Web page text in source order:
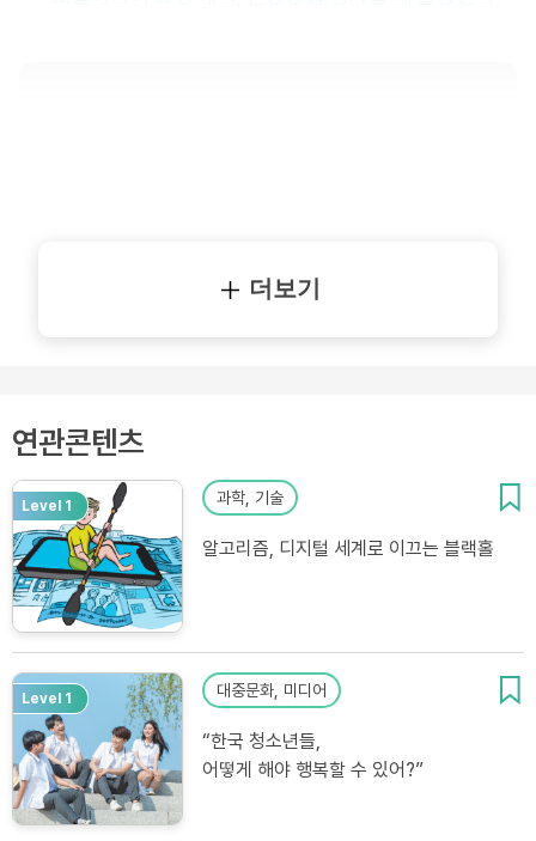
더보기
연관콘텐츠
Level 1 과학, 기술
알고리즘, 디지털 세계로 이끄는 블랙홀
Level 1 대중문화, 미디어
“한국 청소년들,
어떻게 해야 행복할 수 있어?”